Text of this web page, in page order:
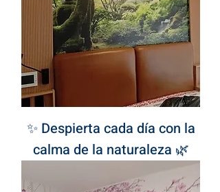
✨ Despierta cada día con la
calma de la naturaleza 🌿